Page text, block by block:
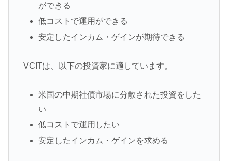
ができる
低コストで運用ができる
安定したインカム・ゲインが期待できる
VCITは、以下の投資家に適しています。
米国の中期社債市場に分散された投資をした
い
低コストで運用したい
安定したインカム・ゲインを求める